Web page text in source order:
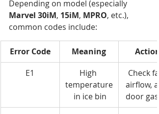
Depending on model (especially
Marvel 30iM, 15iM, MPRO, etc.),
common codes include:
Error Code Meaning
Action
E1
High
temperature
in ice bin
Check
airflow,
door